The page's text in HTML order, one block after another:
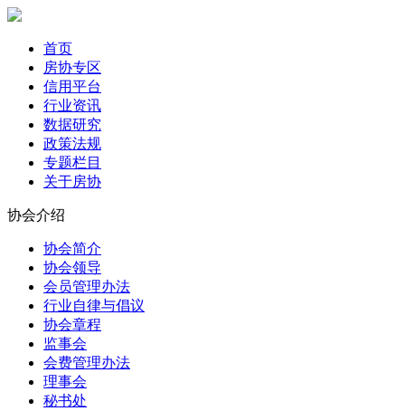
首页
房协专区
信用平台
行业资讯
数据研究
政策法规
专题栏目
关于房协
协会介绍
协会简介
协会领导
会员管理办法
行业自律与倡议
协会章程
监事会
会费管理办法
理事会
秘书处